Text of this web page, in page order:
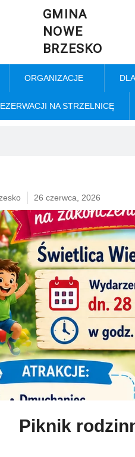
GMINA
NOWE
BRZESKO
ORGANIZACJE
NA STRZELNICĘ
26 czerwca, 2026
Piknik